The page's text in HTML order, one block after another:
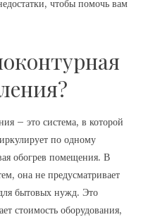
чтобы помочь вам
– это система, в которой
по одному
обогрев помещения. В
она не предусматривает
бытовых нужд. Это
стоимость оборудования,